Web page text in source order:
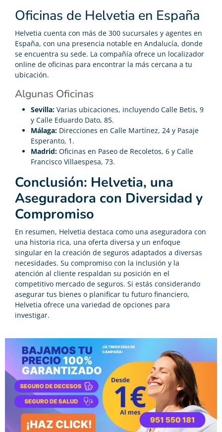
Oficinas de Helvetia en España
Helvetia cuenta con más de 300 sucursales y agentes en
España, con una presencia notable en Andalucía, donde
se encuentra su sede. La compañía ofrece un localizador
online de oficinas para encontrar la más cercana a tu
ubicación.
Algunas Oficinas
Sevilla: Varias ubicaciones, incluyendo Calle Betis, 9
y Calle Eduardo Dato, 85.
Málaga: Direcciones en Calle Martínez, 24 y Pasaje
Esperanto, 1.
Madrid: Oficinas en Paseo de Recoletos, 6 y Calle
Francisco Villaespesa, 73.
Conclusión: Helvetia, una
Aseguradora con Diversidad y
Compromiso
En resumen, Helvetia destaca como una aseguradora con
una historia rica, una oferta diversa y un enfoque
singular en la creación de seguros adaptados a diversas
necesidades. Su compromiso con la inclusión y la
atención al cliente respaldan su posición en el
competitivo mercado de seguros. Si estás considerando
asegurar tus bienes o planificar tu futuro financiero,
Helvetia ofrece una variedad de opciones para
investigar.